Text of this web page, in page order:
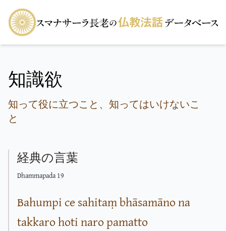
知識欲
知って役に立つこと、知ってはいけないこ
と
経典の言葉
Dhammapada 19
Bahumpi ce sahitaṃ bhāsamāno na
takkaro hoti naro pamatto